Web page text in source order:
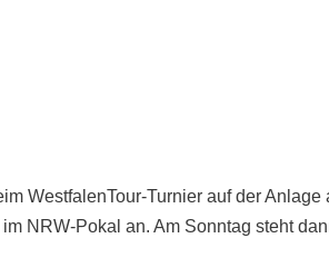
WestfalenTour-Turnier auf der
NRW-Pokal an. Am Sonntag steht